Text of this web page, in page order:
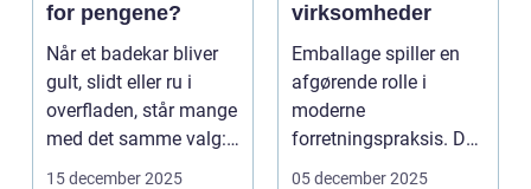
for pengene?
Når et badekar bliver
gult, slidt eller ru i
overfladen, står mange
med det samme valg:
...
15 december 2025
virksomheder
Emballage spiller en
afgørende rolle i
moderne
forretningspraksis. Det
er ikke blot et middel...
05 december 2025